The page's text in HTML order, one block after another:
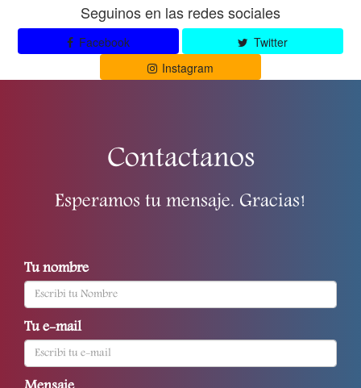
Seguinos en las redes sociales
Facebook
Twitter
Instagram
Contactanos
Esperamos tu mensaje. Gracias!
Tu nombre
Tu e-mail